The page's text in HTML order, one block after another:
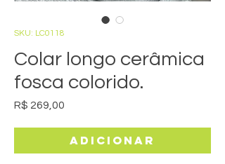
SKU: LC0118
Colar longo cerâmica
fosca colorido.
R$ 269,00
Adicionar